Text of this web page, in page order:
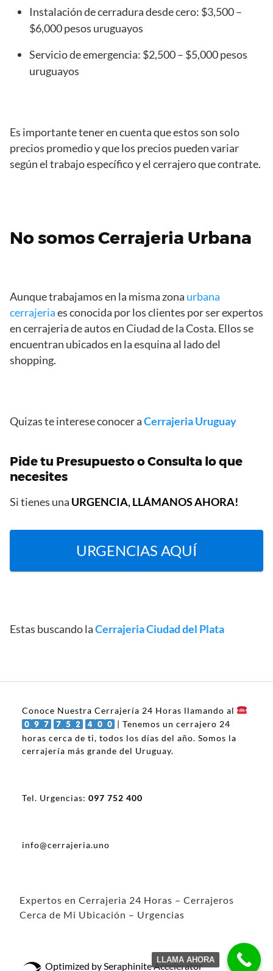
Instalación de cerradura desde cero: $3,500 –
$6,000 pesos uruguayos
Servicio de emergencia: $2,500 – $5,000 pesos
uruguayos
Es importante tener en cuenta que estos son solo
precios promedio y que los precios pueden variar
según el trabajo específico y el cerrajero que contrate.
No somos Cerrajeria Urbana
Aunque trabajamos en la misma zona urbana
cerrajeriaes conocida por los clientes por ser expertos
en cerrajeria de autos en Ciudad de la Costa. Ellos se
encuentran ubicados en la esquina al lado del
shopping.
Quizas te interese conocer aCerrajeria Uruguay
Pide tu Presupuesto o Consulta lo que
necesites
Si tienes una URGENCIA, LLÁMANOS AHORA!
URGENCIAS AQUÍ
Estas buscando laCerrajeria Ciudad del Plata
Conoce Nuestra Cerrajería 24 Horas llamando al
| Tenemos un cerrajero 24
horas cerca de ti, todos los días del año. Somos la
cerrajería más grande del Uruguay.
Tel. Urgencias: 097 752 400
info@cerrajeria.uno
Expertos en Cerrajeria 24 Horas – Cerrajeros
Cerca de Mi Ubicación – Urgencias
LLAMA AHORA
Optimized by Seraphinite Accelerator